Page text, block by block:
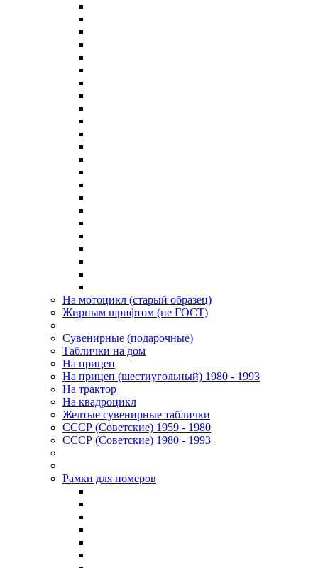
На мотоцикл (старый образец)
Жирным шрифтом (не ГОСТ)
Сувенирные (подарочные)
Таблички на дом
На прицеп
На прицеп (шестиугольный) 1980 - 1993
На трактор
На квадроцикл
Желтые сувенирные таблички
СССР (Советские) 1959 - 1980
СССР (Советские) 1980 - 1993
Рамки для номеров